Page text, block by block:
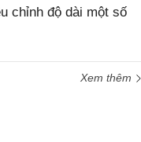
chỉnh độ dài một số
Xem thêm